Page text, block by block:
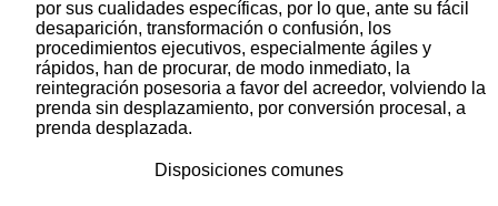
por sus cualidades específicas, por lo que, ante su fácil
desaparición, transformación o confusión, los
procedimientos ejecutivos, especialmente ágiles y
rápidos, han de procurar, de modo inmediato, la
reintegración posesoria a favor del acreedor, volviendo la
prenda sin desplazamiento, por conversión procesal, a
prenda desplazada.
Disposiciones comunes